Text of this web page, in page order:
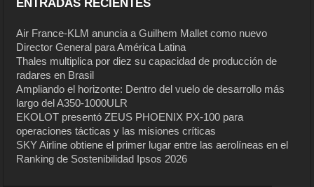
ENTRADAS RECIENTES
Air France-KLM anuncia a Guilhem Mallet como nuevo
Director General para América Latina
Thales multiplica por diez su capacidad de producción de
radares en Brasil
Ampliando el horizonte: Dentro del vuelo de desarrollo más
largo del A350-1000ULR
EKOLOT presentó ZEUS PHOENIX PX-100 para
operaciones tácticas y las misiones críticas
SKY Airline obtiene el primer lugar entre las aerolíneas en el
Ranking de Sostenibilidad Ipsos 2026